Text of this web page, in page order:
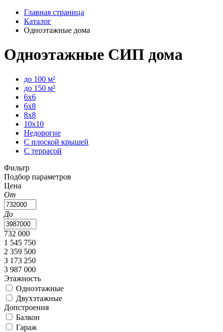
Главная страница
Каталог
Одноэтажные дома
Одноэтажные СИП дома
до 100 м²
до 150 м²
6x6
6x8
8x8
10x10
Недорогие
С плоской крышей
С террасой
Фильтр
Подбор параметров
Цена
От
До
732 000
1 545 750
2 359 500
3 173 250
3 987 000
Этажность
Одноэтажные
Двухэтажные
Допстроения
Балкон
Гараж